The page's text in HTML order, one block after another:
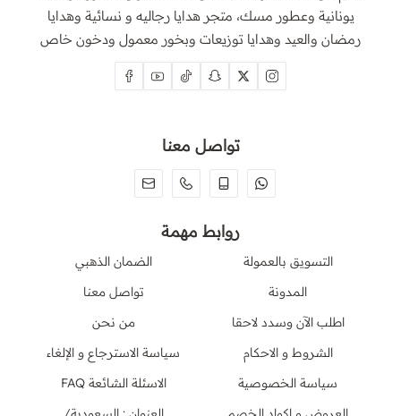
يونانية وعطور مسك، متجر هدايا رجاليه و نسائية وهدايا
رمضان والعيد وهدايا توزيعات وبخور معمول ودخون خاص
تواصل معنا
روابط مهمة
التسويق بالعمولة
الضمان الذهبي
المدونة
تواصل معنا
اطلب الآن وسدد لاحقا
من نحن
الشروط و الاحكام
سياسة الاسترجاع و الإلغاء
سياسة الخصوصية
الاسئلة الشائعة FAQ